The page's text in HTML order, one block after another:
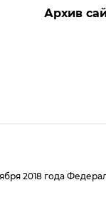
Архив
2018 года